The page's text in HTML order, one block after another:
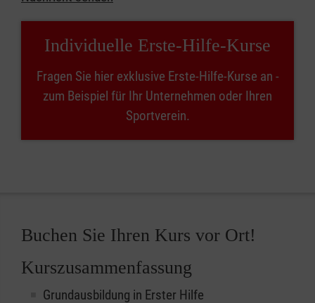
Individuelle Erste-Hilfe-Kurse
Fragen Sie hier exklusive Erste-Hilfe-Kurse an -
zum Beispiel für Ihr Unternehmen oder Ihren
Sportverein.
Buchen Sie Ihren Kurs vor Ort!
Kurszusammenfassung
Grundausbildung in Erster Hilfe